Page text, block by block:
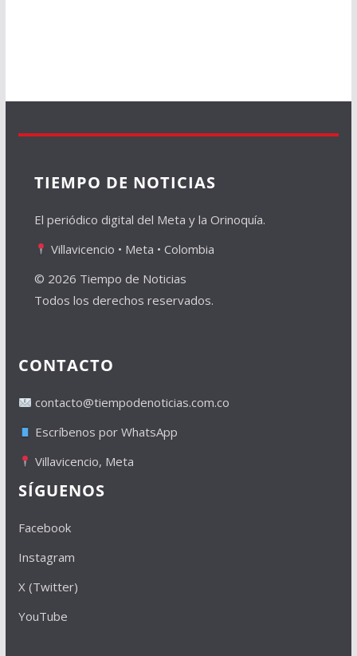
TIEMPO DE NOTICIAS
El periódico digital del Meta y la Orinoquía.
Villavicencio • Meta • Colombia
© 2026 Tiempo de Noticias
Todos los derechos reservados.
CONTACTO
contacto@tiempodenoticias.com.co
Escríbenos por WhatsApp
Villavicencio, Meta
SÍGUENOS
Facebook
Instagram
X (Twitter)
YouTube